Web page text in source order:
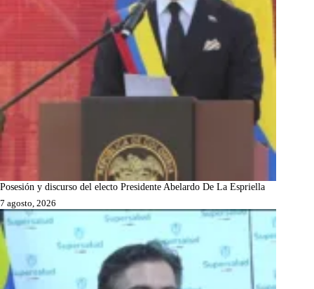
Posesión y discurso del electo Presidente Abelardo De La Espriella
7 agosto, 2026